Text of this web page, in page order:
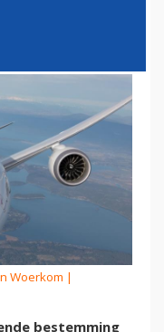
Woerkom |
bestemming